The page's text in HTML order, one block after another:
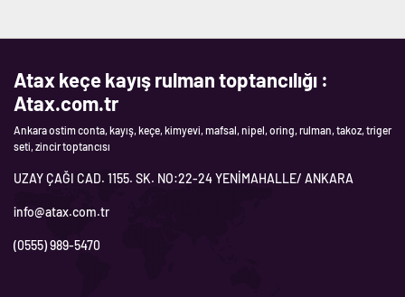
Atax keçe kayış rulman toptancılığı :
Atax.com.tr
Ankara ostim conta, kayış, keçe, kimyevi, mafsal, nipel, oring, rulman, takoz, triger
seti, zincir toptancısı
UZAY ÇAĞI CAD. 1155. SK. NO:22-24 YENİMAHALLE/ ANKARA
info@atax.com.tr
(0555) 989-5470